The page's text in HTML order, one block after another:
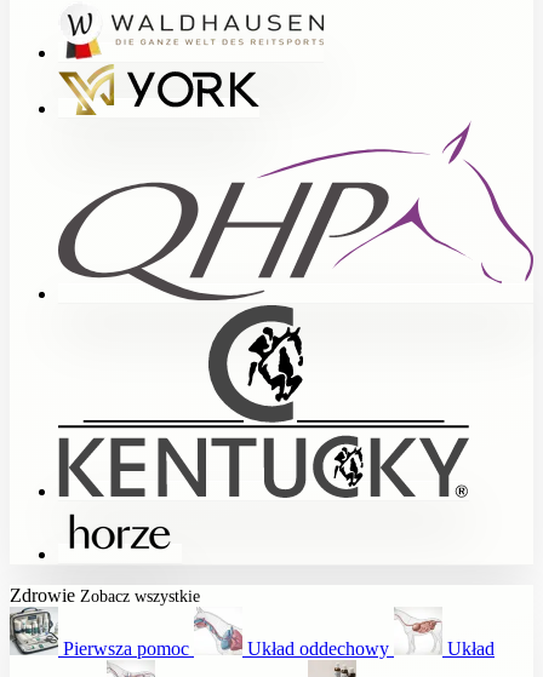
Zdrowie Zobacz wszystkie
Pierwsza pomoc Układ oddechowy Układ